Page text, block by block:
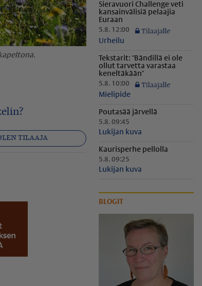
TILAAJA
Sieravuori Challenge veti
kansainvälisiä pelaajia
Euraan
5.8. 12:00
Urheilu
Tekstarit: "Bändillä ei ole
ollut tarvetta varastaa
keneltäkään"
5.8. 10:00
Mielipide
Poutasää järvellä
5.8. 09:45
Lukijan kuva
Kaurisperhe pellolla
5.8. 09:25
Lukijan kuva
BLOGIT